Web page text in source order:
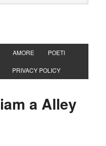
AMORE POETI
PRIVACY POLICY
a Alley